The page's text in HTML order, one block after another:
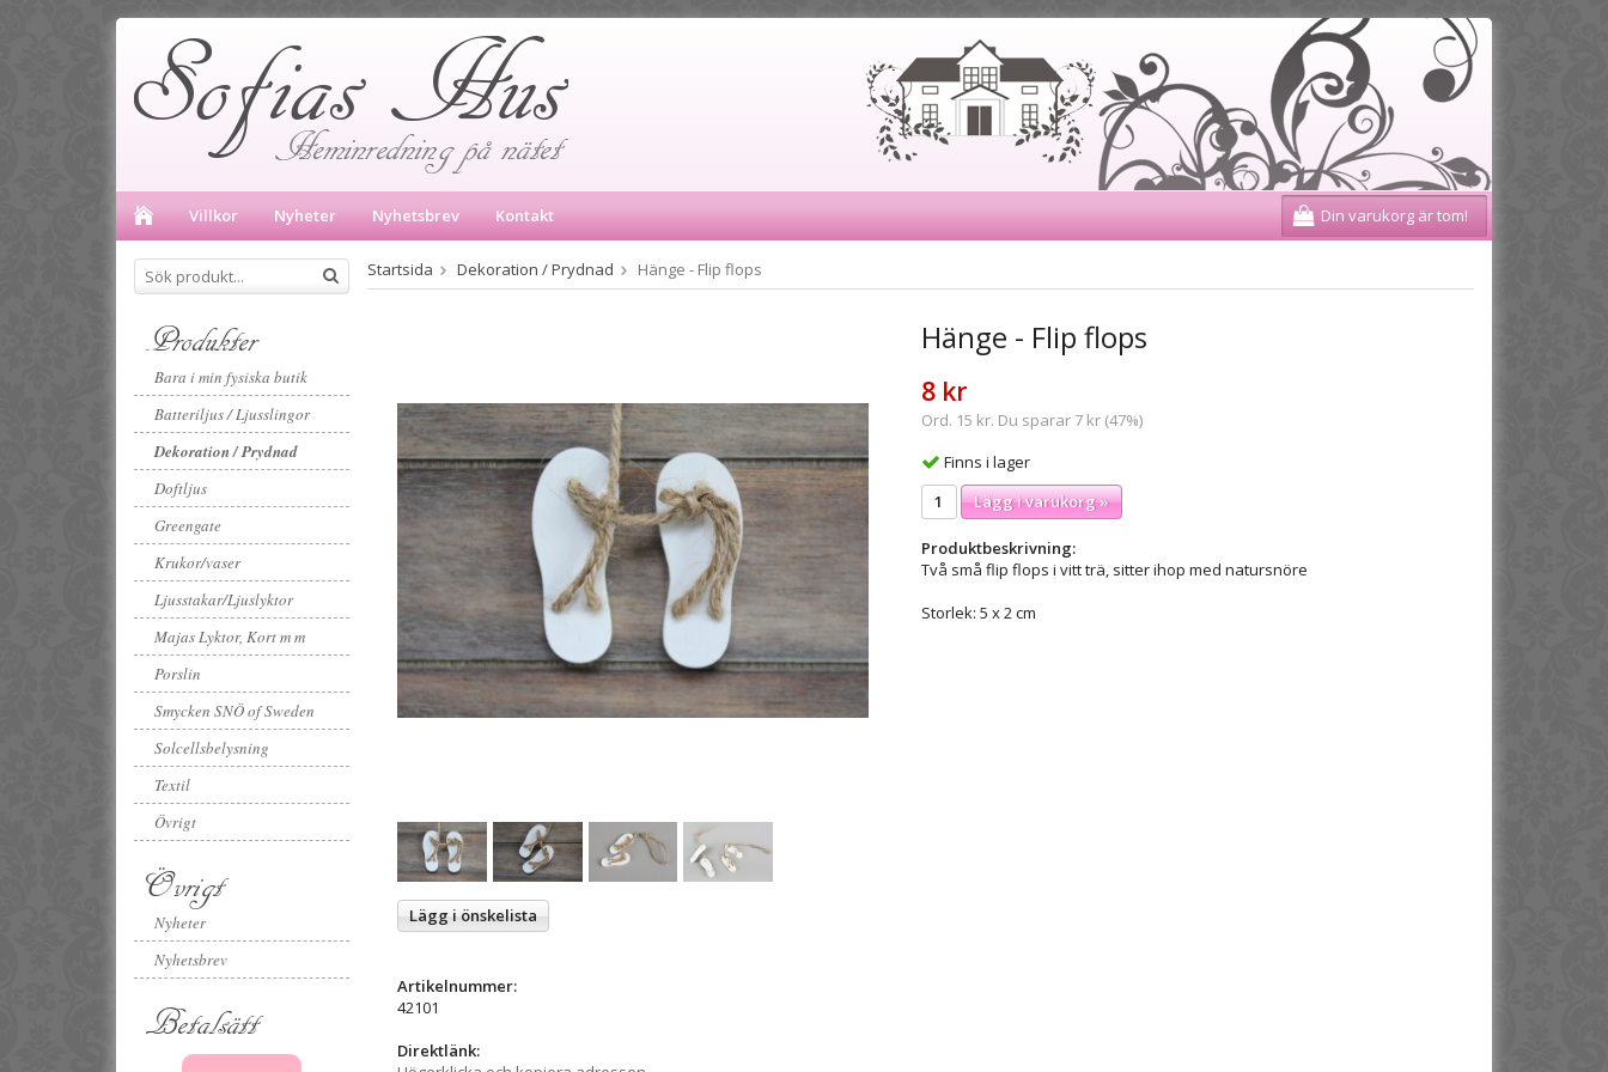
Villkor Nyheter Nyhetsbrev Kontakt Din varukorg är tom!
Produkter
Bara i min fysiska butik
Batteriljus / Ljusslingor
Dekoration / Prydnad
Doftljus
Greengate
Krukor/vaser
Ljusstakar/Ljuslyktor
Majas Lyktor, Kort m m
Porslin
Smycken SNÖ of Sweden
Solcellsbelysning
Textil
Övrigt
Övrigt
Nyheter
Nyhetsbrev
Betalsätt
Startsida Dekoration / Prydnad Hänge - Flip flops
Hänge - Flip flops
8 kr
Ord. 15 kr. Du sparar 7 kr (47%)
Finns i lager
Lägg i varukorg »
Produktbeskrivning:
Två små flip flops i vitt trä, sitter ihop med natursnöre
Storlek: 5 x 2 cm
Lägg i önskelista
Artikelnummer:
42101
Direktlänk: